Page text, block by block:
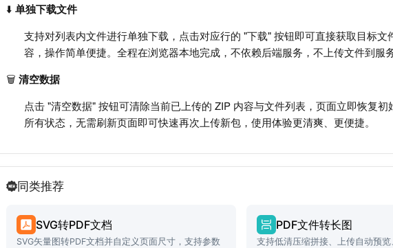
⬇️ 单独下载文件
支持对列表内文件进行单独下载，点击对应行的 "下载" 按钮即可直接获取目标
容，操作简单便捷。全程在浏览器本地完成，不依赖后端服务，不上传文件到服
🗑️ 清空数据
点击 "清空数据" 按钮可清除当前已上传的 ZIP 内容与文件列表，页面立即恢复
所有状态，无需刷新页面即可快速再次上传新包，使用体验更清爽、更便捷。
同类推荐
SVG转PDF文档
SVG矢量图转PDF文档并自定义页面尺寸，支持参数
PDF文件转长图
支持低清压缩拼接、上传自动预览